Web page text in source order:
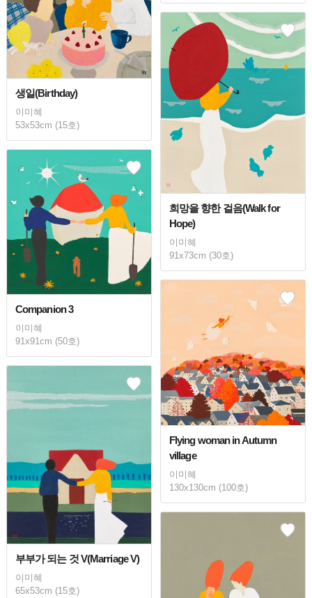
생일(Birthday)
이미혜
53x53cm (15호)
희망을 향한 걸음(Walk for
Hope)
이미혜
91x73cm (30호)
Companion 3
이미혜
91x91cm (50호)
Flying woman in Autumn
village
이미혜
130x130cm (100호)
부부가 되는 것 V(Marriage V)
이미혜
65x53cm (15호)